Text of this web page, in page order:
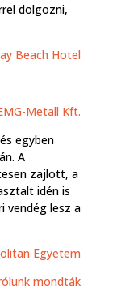
dolgozni,
Beach Hotel
Metall Kft.
egyben
A
zajlott, a
idén is
vendég lesz a
Egyetem
mondták